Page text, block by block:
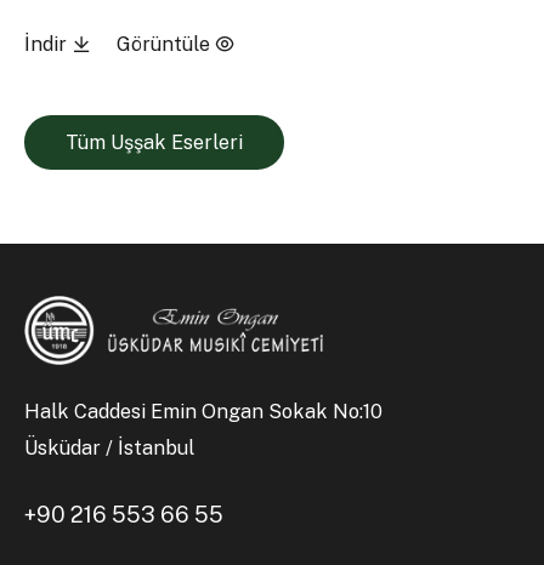
İndir Görüntüle
Tüm Uşşak Eserleri
Halk Caddesi Emin Ongan Sokak No:10
Üsküdar / İstanbul
+90 216 553 66 55